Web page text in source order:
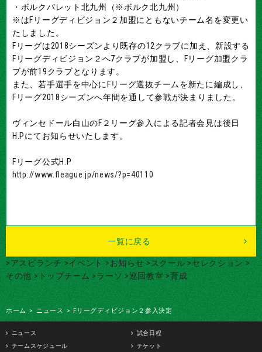
・ボルクバレット北九州（※ボルク北九州）
※はFリーグディビジョン２加盟にともないチーム名を変更い
たしました。
Fリーグは2018シーズンより既存の12クラブに加え、新設する
Fリーグディビジョン２へ7クラブが加盟し、Fリーグ加盟クラ
ブが前19クラブとなります。
また、若手選手を中心にFリーグ選抜チームを新たに編成し、
Fリーグ2018シーズンへ年間を通して参戦が決まりました。
ヴィンセドール白山のF２リーグ参入による記者会見は後日
H.Pにてお知らせいたします。
Fリーグ公式H.P
http://www.fleague.jp/news/?p=40110
一覧に戻る
>アスピランチ >イベント >お知らせ >スクール >セレクション >
その他 >トップチーム >ラーソ >巡回教室 >育成
ホーム > ニュース > Fリーグディビジョン２参入決定
ニュース
試合日程
チームスケジュール
チケット